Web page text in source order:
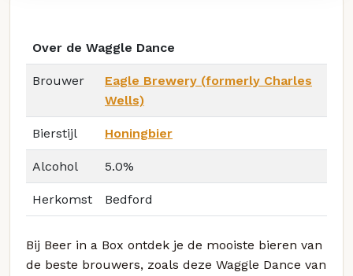
Over de Waggle Dance
Brouwer
Eagle Brewery (formerly Charles
Wells)
Bierstijl Honingbier
Alcohol 5.0%
Herkomst Bedford
Bij Beer in a Box ontdek je de mooiste bieren van
de beste brouwers, zoals deze Waggle Dance van